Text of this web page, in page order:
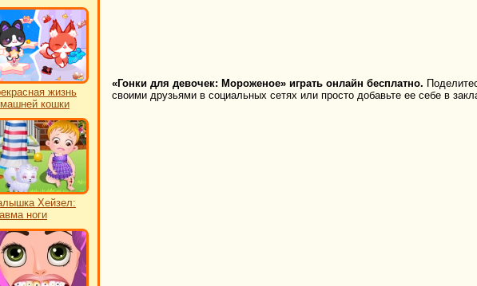
жизнь
кошки
Хейзел:
ноги
«Гонки для девочек: Мороженое» играть онлайн бесплатно.
своими друзьями в социальных сетях или просто добавьте ее себе в